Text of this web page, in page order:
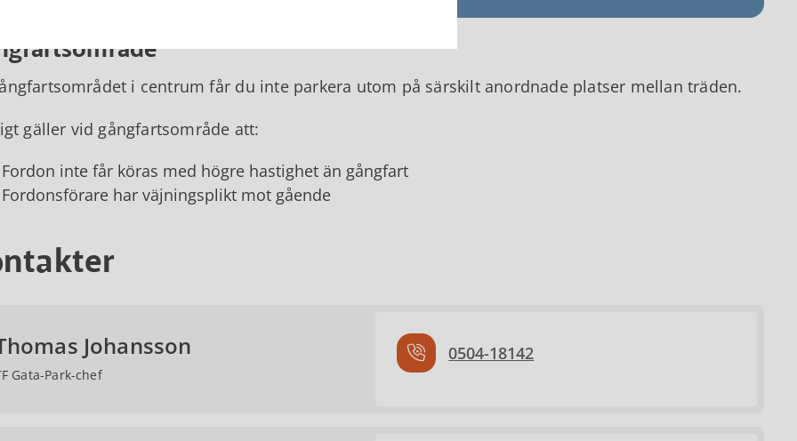
i centrum får du inte parkera utom på särskilt anordnade platser mellan träden.
gäller vid gångfartsområde att:
Fordon inte får köras med högre hastighet än gångfart
Fordonsförare har väjningsplikt mot gående
Johansson
Gata-Park-chef
0504-18142